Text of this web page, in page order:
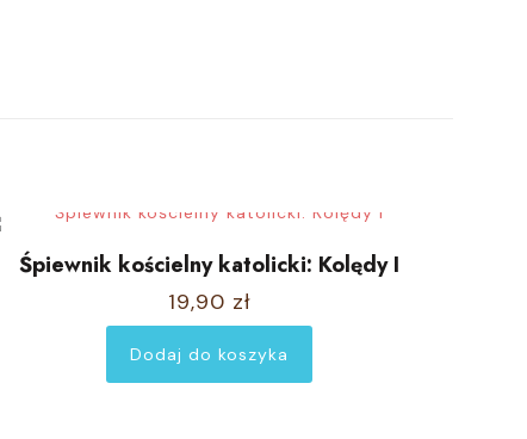
Śpiewnik kościelny katolicki: Kolędy I
19,90 zł
Dodaj do koszyka